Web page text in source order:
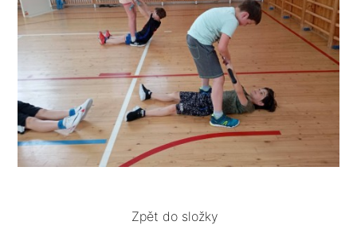
Zpět do složky